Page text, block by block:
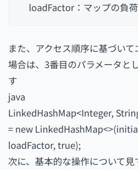
loadFactor：マップの負荷
また、アクセス順序に基づい
場合は、3番目のパラメータと
す
java
LinkedHashMap<Integer,
= new
loadFactor, true);
次に、基本的な操作について見